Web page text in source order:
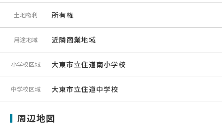
土地権利 所有権
用途地域 近隣商業地域
小学校区域 大東市立住道南小学校
中学校区域 大東市立住道中学校
周辺地図